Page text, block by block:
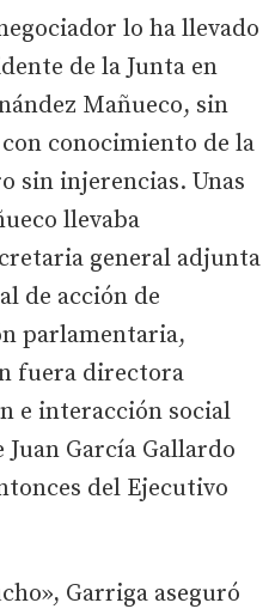
lo ha llevado
de la Junta en
Mañueco, sin
conocimiento de la
sin injerencias. Unas
llevaba
general adjunta
de acción de
parlamentaria,
fuera directora
e interacción social
Juan García Gallardo
del Ejecutivo
Garriga aseguró